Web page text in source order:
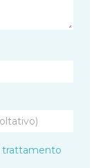
trattamento